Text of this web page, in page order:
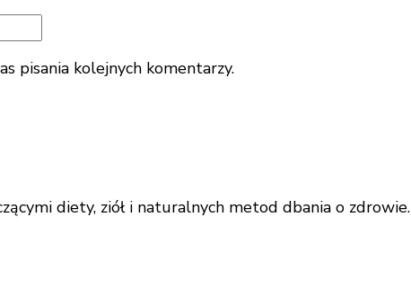
pisania kolejnych komentarzy.
diety, ziół i naturalnych metod dbania o zdrowie.